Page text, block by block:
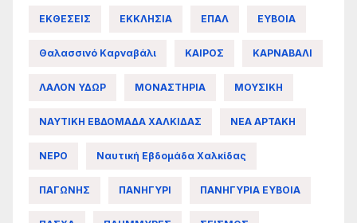
ΕΚΘΕΣΕΙΣ ΕΚΚΛΗΣΙΑ ΕΠΑΛ ΕΥΒΟΙΑ
Θαλασσινό Καρναβάλι ΚΑΙΡΟΣ ΚΑΡΝΑΒΑΛΙ
ΛΑΛΟΝ ΥΔΩΡ ΜΟΝΑΣΤΗΡΙΑ ΜΟΥΣΙΚΗ
ΝΑΥΤΙΚΗ ΕΒΔΟΜΑΔΑ ΧΑΛΚΙΔΑΣ ΝΕΑ ΑΡΤΑΚΗ
ΝΕΡΟ Ναυτική Εβδομάδα Χαλκίδας
ΠΑΓΩΝΗΣ ΠΑΝΗΓΥΡΙ ΠΑΝΗΓΥΡΙΑ ΕΥΒΟΙΑ